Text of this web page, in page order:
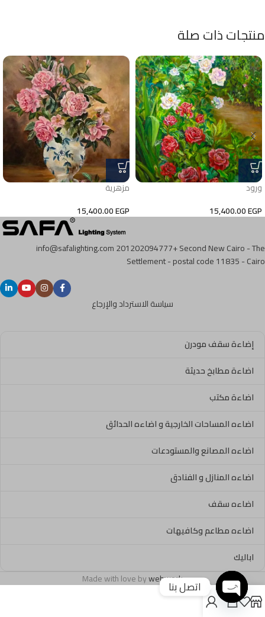
منتجات ذات صلة
ورود
15,400.00EGP
مزهرية
15,400.00EGP
info@safalighting.com201202094777+Second New Cairo - The
Settlement - postal code 11835 - Cairo
سياسة الاسترداد والإرجاع
إضاءة سقف مودرن
اضاءة مطابخ حديثة
اضاءة مكتب
اضاءه المساحات الخارجية و اضاءه الحدائق
اضاءه المصانع والمستودعات
اضاءه المنازل و الفنادق
اضاءه سقف
اضاءه مطاعم وكافيهات
اباليك
Made with love bywebworkاتصل بنا
Open